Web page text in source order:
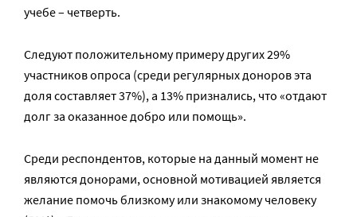
учебе – четверть.
Следуют положительному примеру других 29%
участников опроса (среди регулярных доноров эта
доля составляет 37%), а 13% признались, что «отдают
долг за оказанное добро или помощь».
Среди респондентов, которые на данный момент не
являются донорами, основной мотивацией является
желание помочь близкому или знакомому человеку